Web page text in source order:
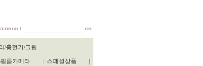
/충전기/그립
필름카메라
스폐셜상품